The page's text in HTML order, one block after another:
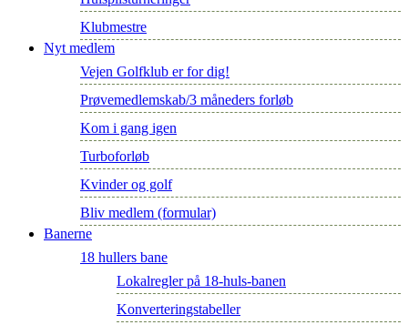
Klubmestre
Nyt medlem
Vejen Golfklub er for dig!
Prøvemedlemskab/3 måneders forløb
Kom i gang igen
Turboforløb
Kvinder og golf
Bliv medlem (formular)
Banerne
18 hullers bane
Lokalregler på 18-huls-banen
Konverteringstabeller